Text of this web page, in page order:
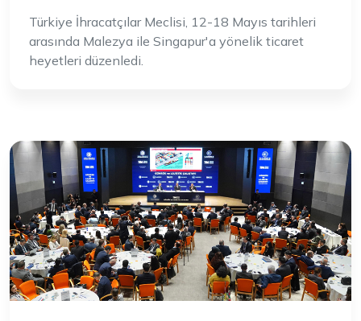
Türkiye İhracatçılar Meclisi, 12-18 Mayıs tarihleri
arasında Malezya ile Singapur'a yönelik ticaret
heyetleri düzenledi.